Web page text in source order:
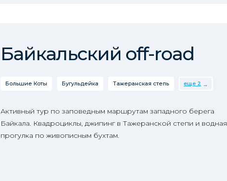
Байкальский off-road
Большие Коты Бугульдейка Тажеранская степь еще 2
Активный тур по заповедным маршрутам западного берега
Байкала. Квадроциклы, джипинг в Тажеранской степи и водная
прогулка по живописным бухтам.